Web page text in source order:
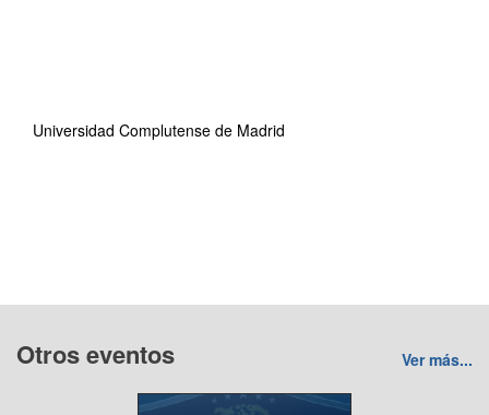
Universidad Complutense de Madrid
Otros eventos Ver más...